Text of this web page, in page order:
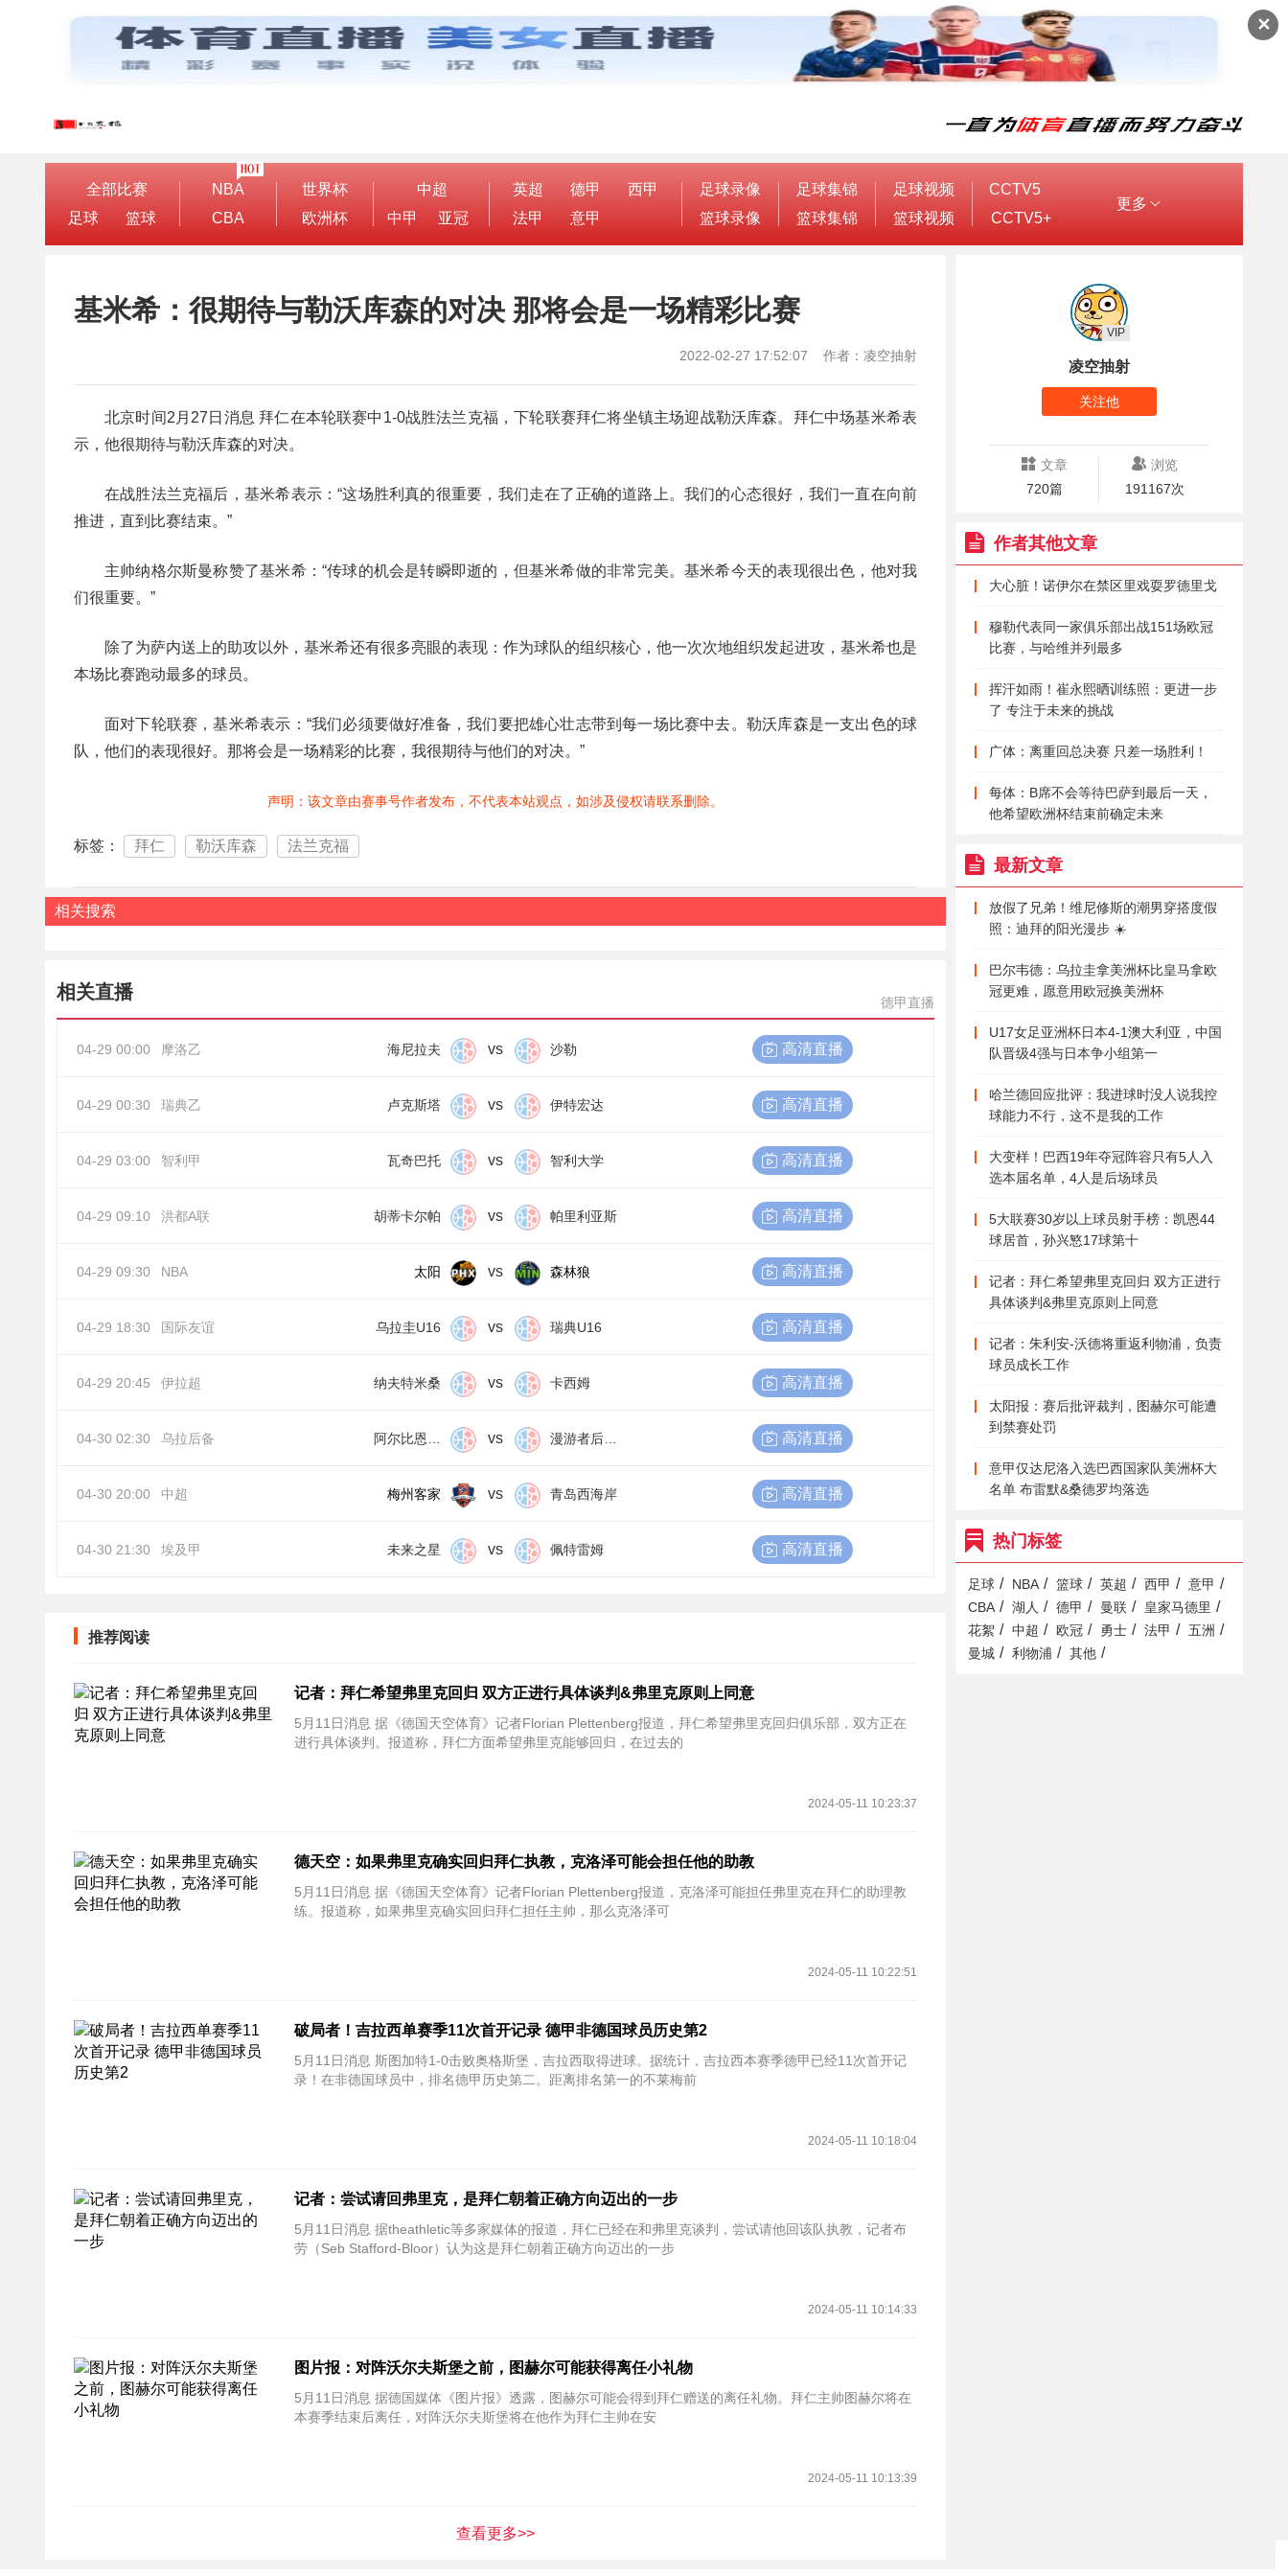
✕
全部比赛
足球
篮球
NBA
CBA
世界杯
欧洲杯
中超
中甲
亚冠
英超 德甲
西甲
法甲
意甲
足球录像
篮球录像
足球集锦
篮球集锦
足球视频
篮球视频
CCTV5
CCTV5+
更多
基米希：很期待与勒沃库森的对决 那将会是一场精彩比赛
2022-02-27 17:52:07 作者：凌空抽射
北京时间2月27日消息 拜仁在本轮联赛中1-0战胜法兰克福，下轮联赛拜仁将坐镇主场迎战勒沃库森。拜仁中场基米希表
示，他很期待与勒沃库森的对决。
在战胜法兰克福后，基米希表示：“这场胜利真的很重要，我们走在了正确的道路上。我们的心态很好，我们一直在向前
推进，直到比赛结束。”
主帅纳格尔斯曼称赞了基米希：“传球的机会是转瞬即逝的，但基米希做的非常完美。基米希今天的表现很出色，他对我
们很重要。”
除了为萨内送上的助攻以外，基米希还有很多亮眼的表现：作为球队的组织核心，他一次次地组织发起进攻，基米希也是
本场比赛跑动最多的球员。
面对下轮联赛，基米希表示：“我们必须要做好准备，我们要把雄心壮志带到每一场比赛中去。勒沃库森是一支出色的球
队，他们的表现很好。那将会是一场精彩的比赛，我很期待与他们的对决。”
声明：该文章由赛事号作者发布，不代表本站观点，如涉及侵权请联系删除。
标签： 拜仁 勒沃库森 法兰克福
相关搜索
相关直播 德甲直播
04-29 00:00 摩洛乙 海尼拉夫 vs 沙勒 高清直播
04-29 00:30 瑞典乙 卢克斯塔 vs 伊特宏达 高清直播
04-29 03:00 智利甲 瓦奇巴托 vs 智利大学 高清直播
04-29 09:10 洪都A联 胡蒂卡尔帕 vs 帕里利亚斯 高清直播
04-29 09:30 NBA 太阳 vs 森林狼 高清直播
04-29 18:30 国际友谊 乌拉圭U16 vs 瑞典U16 高清直播
04-29 20:45 伊拉超 纳夫特米桑 vs 卡西姆 高清直播
04-30 02:30 乌拉后备 vs 高清直播
04-30 20:00 中超 梅州客家 vs 青岛西海岸 高清直播
04-30 21:30 埃及甲 未来之星 vs 佩特雷姆 高清直播
推荐阅读
记者：拜仁希望弗里克回归 双方正进行具体谈判&弗里克原则上同意
5月11日消息 据《德国天空体育》记者Florian Plettenberg报道，拜仁希望弗里克回归俱乐部，双方正在
进行具体谈判。报道称，拜仁方面希望弗里克能够回归，在过去的
2024-05-11 10:23:37
德天空：如果弗里克确实回归拜仁执教，克洛泽可能会担任他的助教
5月11日消息 据《德国天空体育》记者Florian Plettenberg报道，克洛泽可能担任弗里克在拜仁的助理教
练。报道称，如果弗里克确实回归拜仁担任主帅，那么克洛泽可
2024-05-11 10:22:51
破局者！吉拉西单赛季11次首开记录 德甲非德国球员历史第2
5月11日消息 斯图加特1-0击败奥格斯堡，吉拉西取得进球。据统计，吉拉西本赛季德甲已经11次首开记
录！在非德国球员中，排名德甲历史第二。距离排名第一的不莱梅前
2024-05-11 10:18:04
记者：尝试请回弗里克，是拜仁朝着正确方向迈出的一步
5月11日消息 据theathletic等多家媒体的报道，拜仁已经在和弗里克谈判，尝试请他回该队执教，记者布
劳（Seb Stafford-Bloor）认为这是拜仁朝着正确方向迈出的一步
2024-05-11 10:14:33
图片报：对阵沃尔夫斯堡之前，图赫尔可能获得离任小礼物
5月11日消息 据德国媒体《图片报》透露，图赫尔可能会得到拜仁赠送的离任礼物。拜仁主帅图赫尔将在
本赛季结束后离任，对阵沃尔夫斯堡将在他作为拜仁主帅在安
2024-05-11 10:13:39
查看更多>>
凌空抽射
VIP
关注他
文章
720篇
浏览
191167次
作者其他文章
大心脏！诺伊尔在禁区里戏耍罗德里戈
穆勒代表同一家俱乐部出战151场欧冠
比赛，与哈维并列最多
挥汗如雨！崔永熙晒训练照：更进一步
了 专注于未来的挑战
广体：离重回总决赛 只差一场胜利！
每体：B席不会等待巴萨到最后一天，
他希望欧洲杯结束前确定未来
最新文章
放假了兄弟！维尼修斯的潮男穿搭度假
照：迪拜的阳光漫步 ☀️
巴尔韦德：乌拉圭拿美洲杯比皇马拿欧
冠更难，愿意用欧冠换美洲杯
U17女足亚洲杯日本4-1澳大利亚，中国
队晋级4强与日本争小组第一
哈兰德回应批评：我进球时没人说我控
球能力不行，这不是我的工作
大变样！巴西19年夺冠阵容只有5人入
选本届名单，4人是后场球员
5大联赛30岁以上球员射手榜：凯恩44
球居首，孙兴慜17球第十
记者：拜仁希望弗里克回归 双方正进行
具体谈判&弗里克原则上同意
记者：朱利安-沃德将重返利物浦，负责
球员成长工作
太阳报：赛后批评裁判，图赫尔可能遭
到禁赛处罚
意甲仅达尼洛入选巴西国家队美洲杯大
名单 布雷默&桑德罗均落选
热门标签
足球 / NBA / 篮球 / 英超 / 西甲 / 意甲 /
CBA / 湖人 / 德甲 / 曼联 / 皇家马德里 /
花絮 / 中超 / 欧冠 / 勇士 / 法甲 / 五洲 /
曼城 / 利物浦 / 其他 /